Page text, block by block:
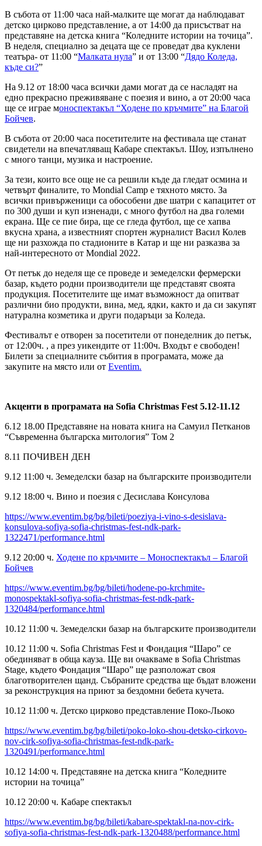
В събота от 11:00 часа най-малките ще могат да наблюдават
детско цирково представление, а от 14:00 да присъстват на
представяне на детска книга “Коледните истории на точица”.
В неделя, специално за децата ще се проведат два куклени
театърa- от 11:00 “Малката нула” и от 13:00 “Дядо Коледа,
къде си?”
На 9.12 от 18:00 часа всички дами могат да се насладят на
едно прекрасно преживяване с поезия и вино, а от 20:00 часа
ще се играе моноспектакъл “Ходене по кръчмите” на Благой
Бойчев.
В събота от 20:00 часа посетителите на фестивала ще станат
свидетели на впечатляващ Кабаре спектакъл. Шоу, изпълнено
с много танци, музика и настроение.
За тези, които все още не са решили къде да гледат осмина и
четвърт финалите, то Mondial Camp е тяхното място. За
всички привърженици са обособени две шатри с капацитет от
по 300 души и куп изненади, с много футбол на два големи
екрана. Ще се пие бира, ще се гледа футбол, ще се хапва
вкусна храна, а известният спортен журналист Васил Колев
ще ни разхожда по стадионите в Катар и ще ни разказва за
най-интересното от Mondial 2022.
От петък до неделя ще се проведе и земеделски фермерски
базар, където родни производители ще представят своята
продукция. Посетителите ще имат възможност да опитват
различни био продукти, вина, мед, ядки, както и да си закупят
натурална козметика и други подаръци за Коледа.
Фестивалът е отворен за посетители от понеделник до петък,
от 12:00ч. , а през уикендите от 11:00ч. Входът е свободен!
Билети за специалните събития в програмата, може да
закупите на място или от Eventim.
Акценти в програмата на Sofia Christmas Fest 5.12-11.12
6.12 18.00 Представяне на новата книга на Самуил Петканов
“Съвременна българска митология” Том 2
8.11 ПОЧИВЕН ДЕН
9.12 11:00 ч. Земеделски базар на българските производители
9.12 18:00 ч. Вино и поезия с Десислава Консулова
https://www.eventim.bg/bg/bileti/poeziya-i-vino-s-desislava-
konsulova-sofiya-sofia-christmas-fest-ndk-park-
1322471/performance.html
9.12 20:00 ч. Ходене по кръчмите – Моноспектакъл – Благой
Бойчев
https://www.eventim.bg/bg/bileti/hodene-po-krchmite-
monospektakl-sofiya-sofia-christmas-fest-ndk-park-
1320484/performance.html
10.12 11:00 ч. Земеделски базар на българските производители
10.12 11:00 ч. Sofia Christmas Fest и Фондация “Шаро” се
обединяват в обща кауза. Ще ви очакваме в Sofia Christmas
Stage, където Фондация “Шаро” ще разположат своя
благотворителен щанд. Събраните средства ще бъдат вложени
за реконструкция на приют за бездомни бебета кучета.
10.12 11:00 ч. Детско цирково представление Поко-Льоко
https://www.eventim.bg/bg/bileti/poko-loko-shou-detsko-cirkovo-
nov-cirk-sofiya-sofia-christmas-fest-ndk-park-
1320491/performance.html
10.12 14:00 ч. Представяне на детска книга “Коледните
истории на точица”
10.12 20:00 ч. Кабаре спектакъл
https://www.eventim.bg/bg/bileti/kabare-spektakl-na-nov-cirk-
sofiya-sofia-christmas-fest-ndk-park-1320488/performance.html